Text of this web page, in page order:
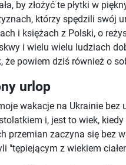
by złożyć te płytki w
którzy spędzili swój
i księżach z Polski, o
i wielu wielu ludziach
że powiem dziś również o
urlop
wakacje na Ukrainie bez
i, jest to wiek, kiedy
przemian zaczyna się bez
"tępiejącym z wiekiem